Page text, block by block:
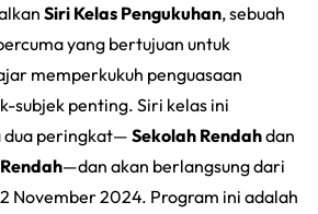
Siri Kelas Pengukuhan, sebuah
yang bertujuan untuk
memperkukuh penguasaan
subjek penting. Siri kelas ini
dua peringkat— Sekolah Rendahdan
—dan akan berlangsung dari
November 2024. Program ini adalah